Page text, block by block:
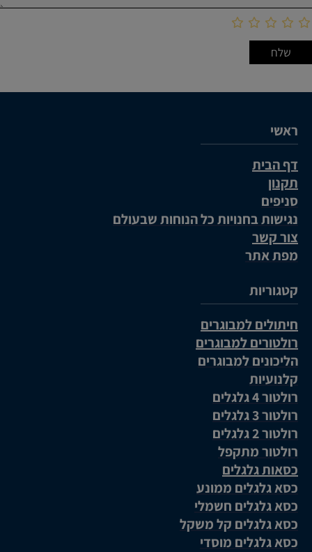
ראשי
דף הבית
תקנון
סניפים
נגישות בחנויות כל הנוחות שבעולם
צור קשר
מפת אתר
קטגוריות
חיתולים למבוגרים
רולטורים למבוגרים
הליכונים למבוגרים
קלנועיות
רולטור 4 גלגלים
רולטור 3 גלגלים
רולטור 2 גלגלים
רולטור מתקפל
כסאות גלגלים
כסא גלגלים ממונע
כסא גלגלים חשמלי
כסא גלגלים קל משקל
כסא גלגלים מוסדי